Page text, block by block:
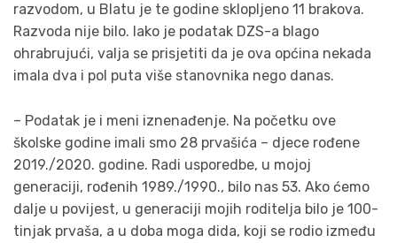
razvodom, u Blatu je te godine sklopljeno 11 brakova.
Razvoda nije bilo. Iako je podatak DZS-a blago
ohrabrujući, valja se prisjetiti da je ova općina nekada
imala dva i pol puta više stanovnika nego danas.
– Podatak je i meni iznenađenje. Na početku ove
školske godine imali smo 28 prvašića – djece rođene
2019./2020. godine. Radi usporedbe, u mojoj
generaciji, rođenih 1989./1990., bilo nas 53. Ako ćemo
dalje u povijest, u generaciji mojih roditelja bilo je 100-
tinjak prvaša, a u doba moga dida, koji se rodio između